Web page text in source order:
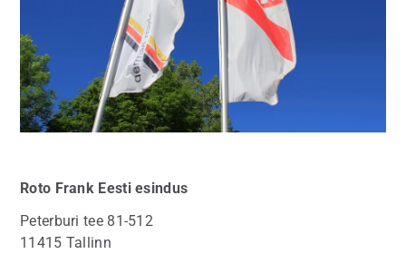
Roto Frank Eesti esindus
Peterburi tee 81-512
11415 Tallinn